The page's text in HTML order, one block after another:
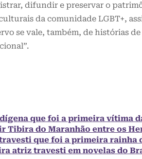
difundir e preservar o
da comunidade LGBT+,
se vale, também, de histórias de
que foi a primeira vítima
Tibira do Maranhão entre os
que foi a primeira rainha
atriz travesti em novelas do